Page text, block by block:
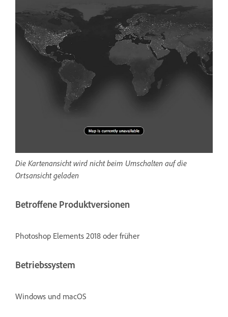
Die Kartenansicht wird nicht beim Umschalten auf die
Ortsansicht geladen
Betroffene Produktversionen
Photoshop Elements 2018 oder früher
Betriebssystem
Windows und macOS